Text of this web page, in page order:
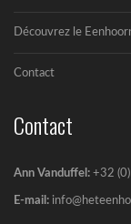
Découvrez le
Contact
Contact
Ann Vanduffel: +32
E-mail: